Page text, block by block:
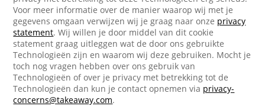
Voor meer informatie over de manier waarop wij met je
gegevens omgaan verwijzen wij je graag naar onze privacy
statement. Wij willen je door middel van dit cookie
statement graag uitleggen wat de door ons gebruikte
Technologieën zijn en waarom wij deze gebruiken. Mocht je
toch nog vragen hebben over ons gebruik van
Technologieën of over je privacy met betrekking tot de
Technologieën dan kun je contact opnemen via privacy-
concerns@takeaway.com.